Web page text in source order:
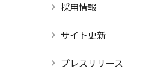
採用情報
サイト更新
プレスリリース